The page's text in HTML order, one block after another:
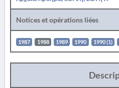
Notices et opérations liées
1987 1988 1989 1990 1990 (1)